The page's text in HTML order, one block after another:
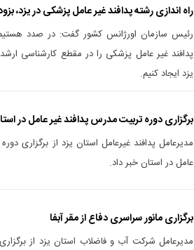
راه اندازی رشته پدافند غیر عامل پزشکی در یزد،
رئیس سازمان اورژانس کشور گفت: در صدد
پدافند غیر عامل پزشکی را در مقطع کارشناسی
یزد ایجاد کنیم.
برگزاری دوره تربیت مدرس پدافند غیر عامل در
مدیرعامل پدافند غیرعامل استان یزد از برگزاری
عامل در استان خبر داد.
برگزاری مانور سراسری دفاع از مقر آبفا
مدیرعامل شرکت آب و فاضلاب استان یزد از